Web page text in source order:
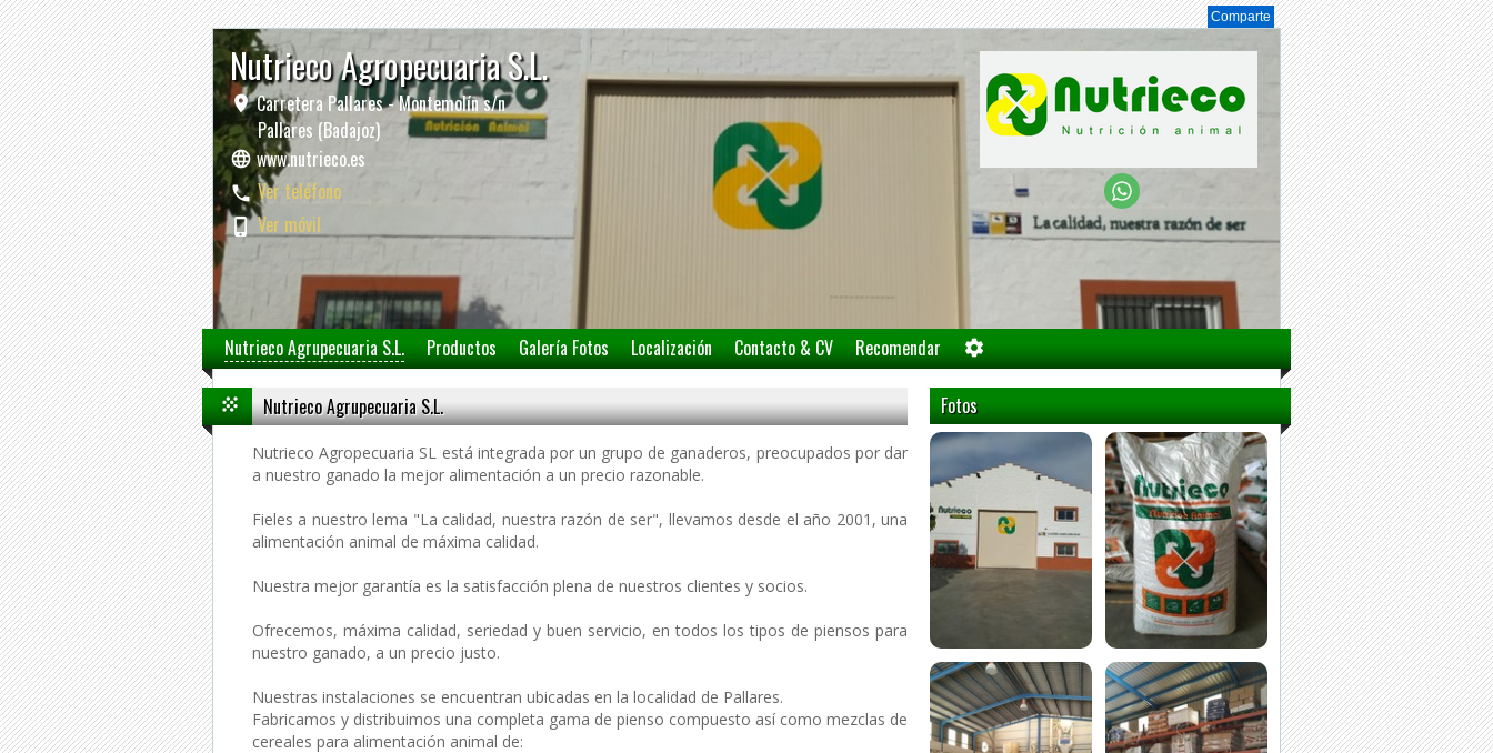
Comparte
Nutrieco Agropecuaria S.L.
Carretera Pallares - Montemolín s/n
Pallares (Badajoz)
www.nutrieco.es
Ver teléfono
Ver móvil
Nutrieco Agrupecuaria S.L. Productos Galería Fotos Localización Contacto & CV Recomendar
Nutrieco Agrupecuaria S.L.
Nutrieco Agropecuaria SL está integrada por un grupo de ganaderos, preocupados por dar
a nuestro ganado la mejor alimentación a un precio razonable.
Fieles a nuestro lema "La calidad, nuestra razón de ser", llevamos desde el año 2001, una
alimentación animal de máxima calidad.
Nuestra mejor garantía es la satisfacción plena de nuestros clientes y socios.
Ofrecemos, máxima calidad, seriedad y buen servicio, en todos los tipos de piensos para
nuestro ganado, a un precio justo.
Nuestras instalaciones se encuentran ubicadas en la localidad de Pallares.
Fabricamos y distribuimos una completa gama de pienso compuesto así como mezclas de
cereales para alimentación animal de:
Fotos